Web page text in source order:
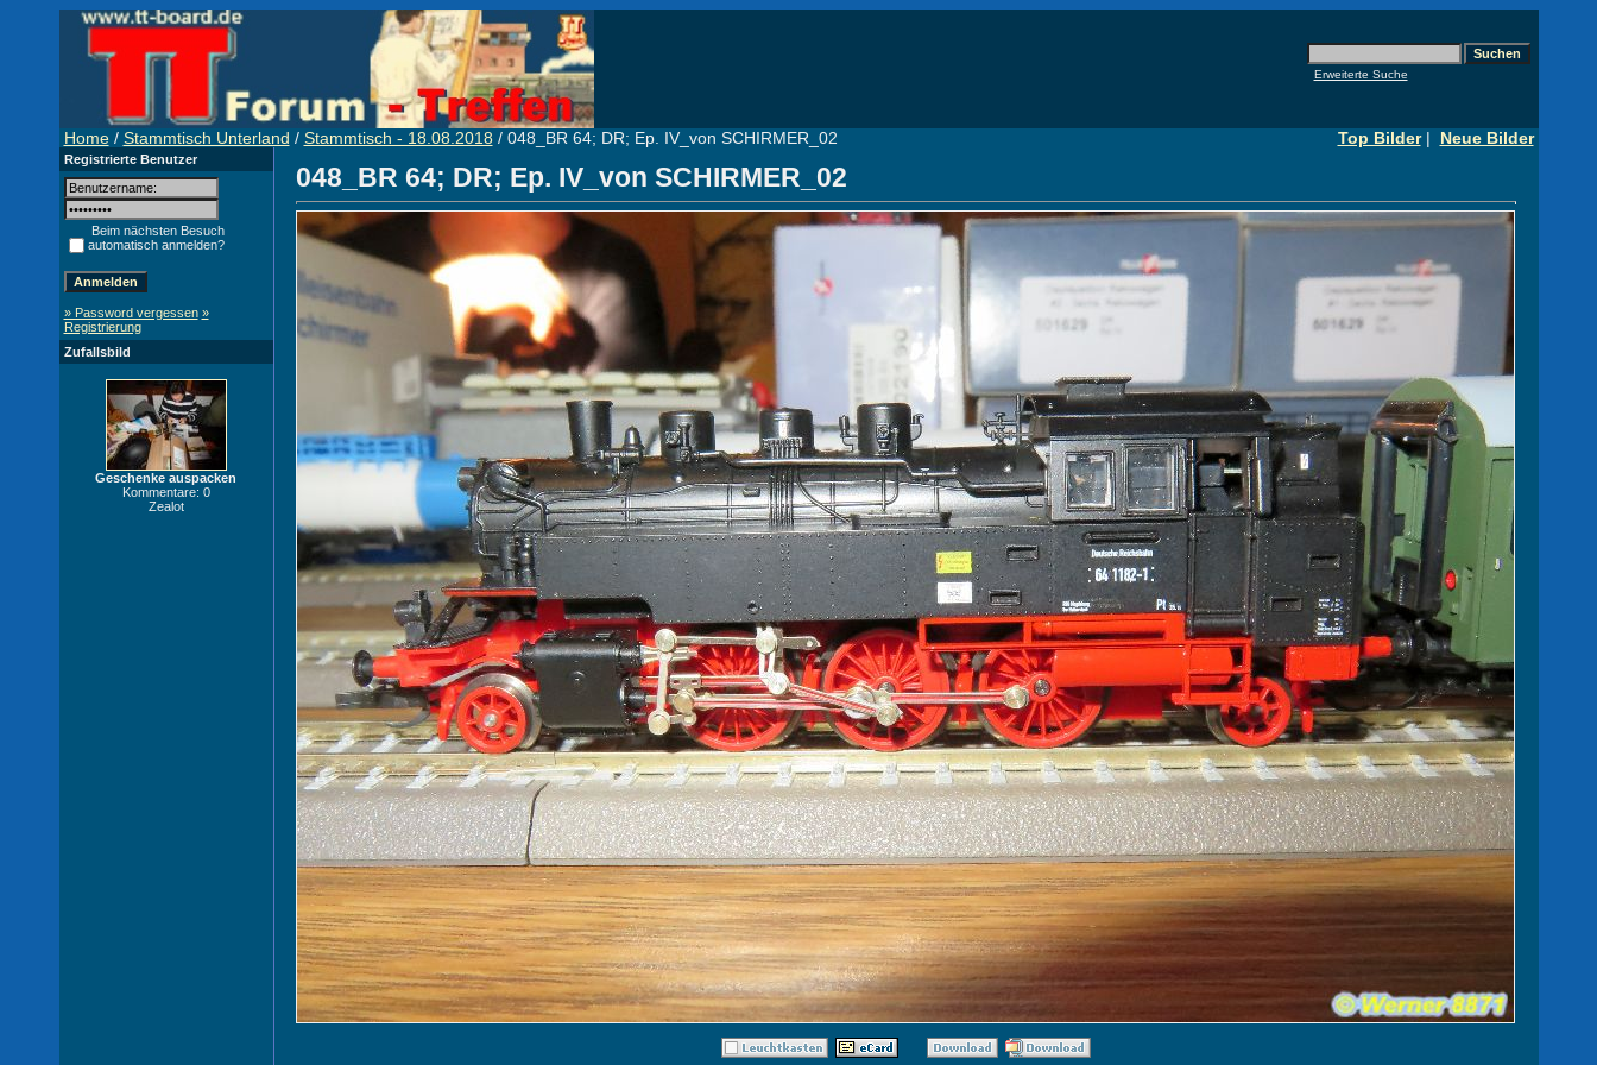
Erweiterte Suche
Home/ Stammtisch Unterland / Stammtisch - 18.08.2018/ 048_BR 64; DR; Ep. IV_von SCHIRMER_02 Top Bilder| Neue Bilder
Registrierte Benutzer
Beim nächsten Besuch
automatisch anmelden?
» Password vergessen »
Registrierung
Zufallsbild
Geschenke auspacken
Kommentare: 0
Zealot
048_BR 64; DR; Ep. IV_von SCHIRMER_02